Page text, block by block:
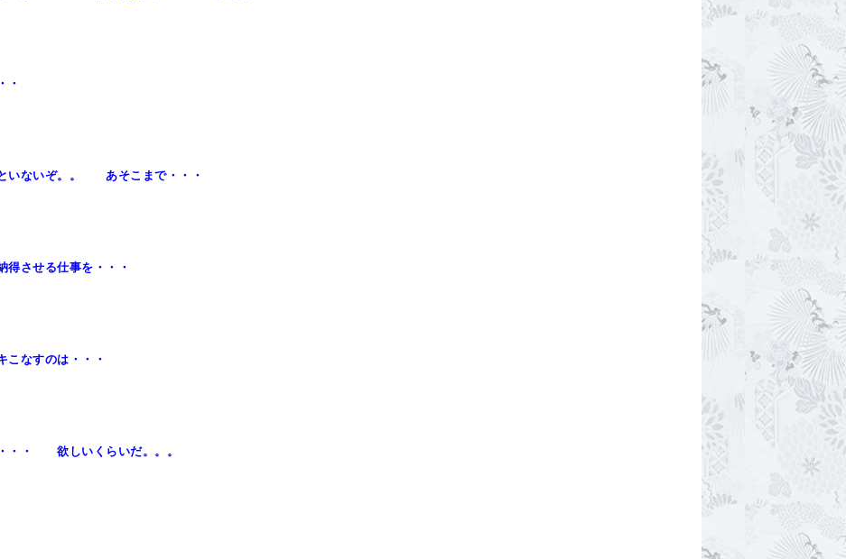
・
いないぞ。。 あそこまで・・・
得させる仕事を・・・
こなすのは・・・
・・ 欲しいくらいだ。。。